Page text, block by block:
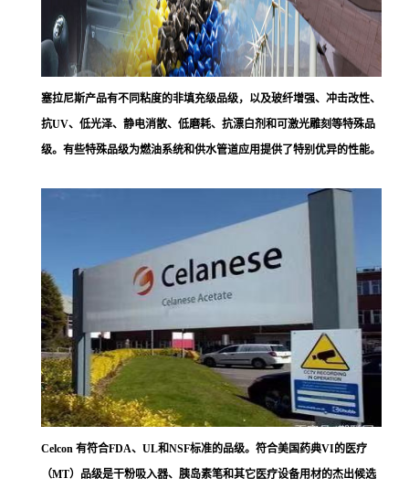
塞拉尼斯产品有不同粘度的非填充级品级，以及玻纤增强、冲击改性、
抗UV、低光泽、静电消散、低磨耗、抗漂白剂和可激光雕刻等特殊品
级。有些特殊品级为燃油系统和供水管道应用提供了特别优异的性能。
Celcon 有符合FDA、UL和NSF标准的品级。符合美国药典VI的医疗
（MT）品级是干粉吸入器、胰岛素笔和其它医疗设备用材的杰出候选